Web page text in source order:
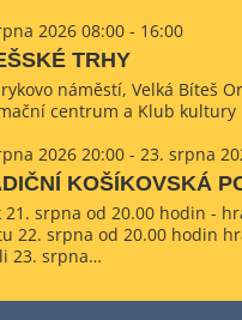
2026 08:00 - 16:00
TRHY
náměstí, Velká Bíteš
centrum a Klub kultury
2026 20:00 - 23. srpna
KOŠÍKOVSKÁ
21. srpna od 20.00 hodin -
22. srpna od 20.00 hodin
23. srpna…